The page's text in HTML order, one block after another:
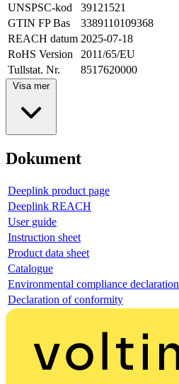
UNSPSC-kod
39121521
GTIN FP Bas
3389110109368
REACH datum 2025-07-18
RoHS Version
2011/65/EU
Tullstat. Nr.
8517620000
Visa mer
Dokument
Deeplink product page
Deeplink REACH
User guide
Instruction sheet
Product data sheet
Catalogue
Environmental compliance declaration
Declaration of conformity